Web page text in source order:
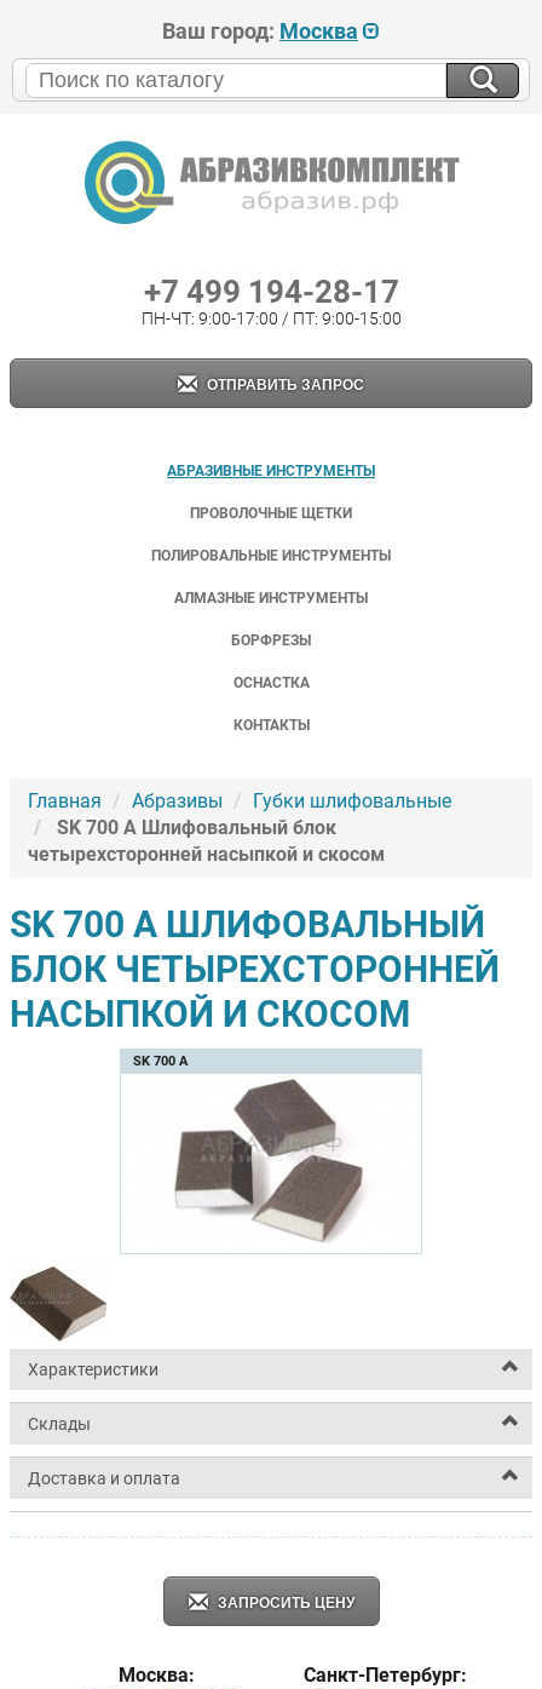
Ваш город: Москва
+7 499 194-28-17
ПН-ЧТ: 9:00-17:00 / ПТ: 9:00-15:00
ОТПРАВИТЬ ЗАПРОС
АБРАЗИВНЫЕ ИНСТРУМЕНТЫ
ПРОВОЛОЧНЫЕ ЩЕТКИ
ПОЛИРОВАЛЬНЫЕ ИНСТРУМЕНТЫ
АЛМАЗНЫЕ ИНСТРУМЕНТЫ
БОРФРЕЗЫ
ОСНАСТКА
КОНТАКТЫ
Главная Абразивы
Губки шлифовальные
SK 700 A Шлифовальный блок
четырехсторонней насыпкой и скосом
SK 700 A ШЛИФОВАЛЬНЫЙ
БЛОК ЧЕТЫРЕХСТОРОННЕЙ
НАСЫПКОЙ И СКОСОМ
SK 700 А
Характеристики
Склады
Доставка и оплата
ЗАПРОСИТЬ ЦЕНУ
Москва:
Санкт-Петербург: